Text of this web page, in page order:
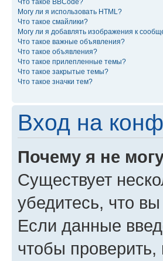
Что такое BBCode?
Могу ли я использовать HTML?
Что такое смайлики?
Могу ли я добавлять изображения к
Что такое важные объявления?
Что такое объявления?
Что такое прилепленные темы?
Что такое закрытые темы?
Что такое значки тем?
Вход на
Почему я не
Существует
убедитесь, что
Если данные
чтобы